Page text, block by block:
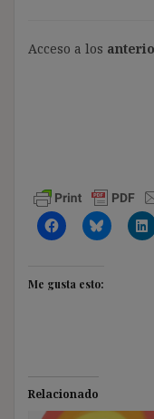
Acceso a los
Me gusta esto:
Relacionado